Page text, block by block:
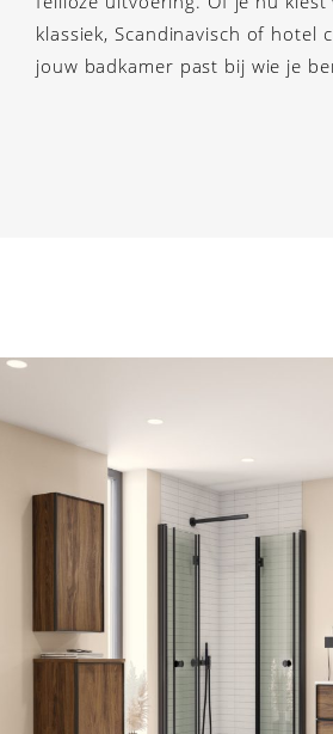
klassiek, Scandinavisch of hotel
jouw badkamer past bij wie je